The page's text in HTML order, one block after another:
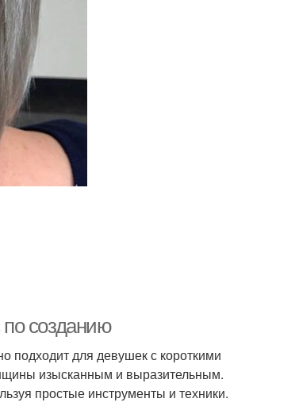
по созданию
подходит для девушек с короткими
изысканным и выразительным.
простые инструменты и техники.